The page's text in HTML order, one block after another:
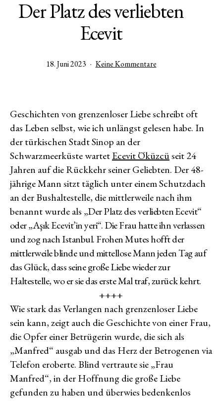
Der Platz des verliebten
Ecevit
Veröffentlicht
18. Juni 2023 Keine Kommentarezu
Ecevit
Geschichten von grenzenloser Liebe schreibt oft
das Leben selbst, wie ich unlängst gelesen habe. In
der türkischen Stadt Sinop an der
Schwarzmeerküste wartetEcevit Öküzcüseit 24
Jahren auf die Rückkehr seiner Geliebten. Der 48-
jährige Mann sitzt täglich unter einem Schutzdach
an der Bushaltestelle, die mittlerweile nach ihm
benannt wurde als „Der Platz des verliebten Ecevit“
oder „Aşık Ecevit’in yeri“. Die Frau hatte ihn verlassen
und zog nach Istanbul. Frohen Mutes hofft der
mittlerweile blinde und mittellose Mann jeden Tag auf
das Glück, dass seine große Liebe wieder zur
Haltestelle, wo er sie das erste Mal traf, zurück kehrt.
++++
Wie stark das Verlangen nach grenzenloser Liebe
sein kann, zeigt auch die Geschichte von einer Frau,
die Opfer einer Betrügerin wurde, die sich als
„Manfred“ ausgab und das Herz der Betrogenen via
Telefon eroberte. Blind vertraute sie „Frau
Manfred“, in der Hoffnung die große Liebe
gefunden zu haben und überwies bedenkenlos